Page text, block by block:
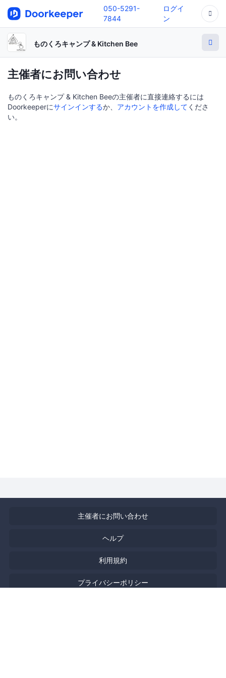
050-5291-
7844
ログイ
ン
ものくろキャンプ & Kitchen Bee
主催者にお問い合わせ
ものくろキャンプ & Kitchen Beeの主催者に直接連絡するには
Doorkeeperにサインインするか、 アカウントを作成して くださ
い。
主催者にお問い合わせ
ヘルプ
利用規約
プライバシーポリシー